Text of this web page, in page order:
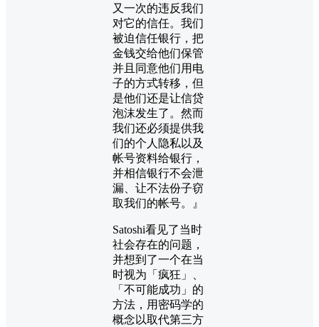
又一次的违反我们
对它的信任。我们
被迫信任银行，把
金钱交给他们保管
并且同意他们用电
子的方式转移，但
是他们还是让信贷
泡沫发生了。然而
我们还必须提供我
们的个人隐私以及
帐号资料给银行，
并相信银行不会泄
漏、让不法份子窃
取我们的帐号。』
Satoshi看见了当时
社会存在的问题，
并想到了一个在当
时视为「疯狂」、
「不可能成功」的
方法，用密码学的
概念以取代第三方